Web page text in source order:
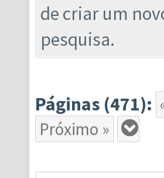
de criar um
pesquisa.
Páginas (471):
Próximo »